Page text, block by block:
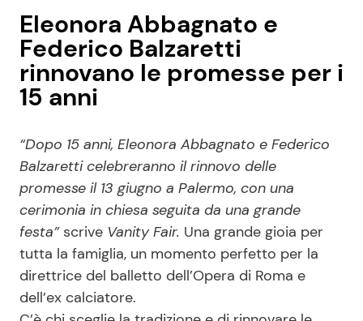
Eleonora Abbagnato e
Federico Balzaretti
rinnovano le promesse per i
15 anni
“Dopo 15 anni, Eleonora Abbagnato e Federico
Balzaretti celebreranno il rinnovo delle
promesse il 13 giugno a Palermo, con una
cerimonia in chiesa seguita da una grande
festa”scrive Vanity Fair. Una grande gioia per
tutta la famiglia, un momento perfetto per la
direttrice del balletto dell’Opera di Roma e
dell’ex calciatore.